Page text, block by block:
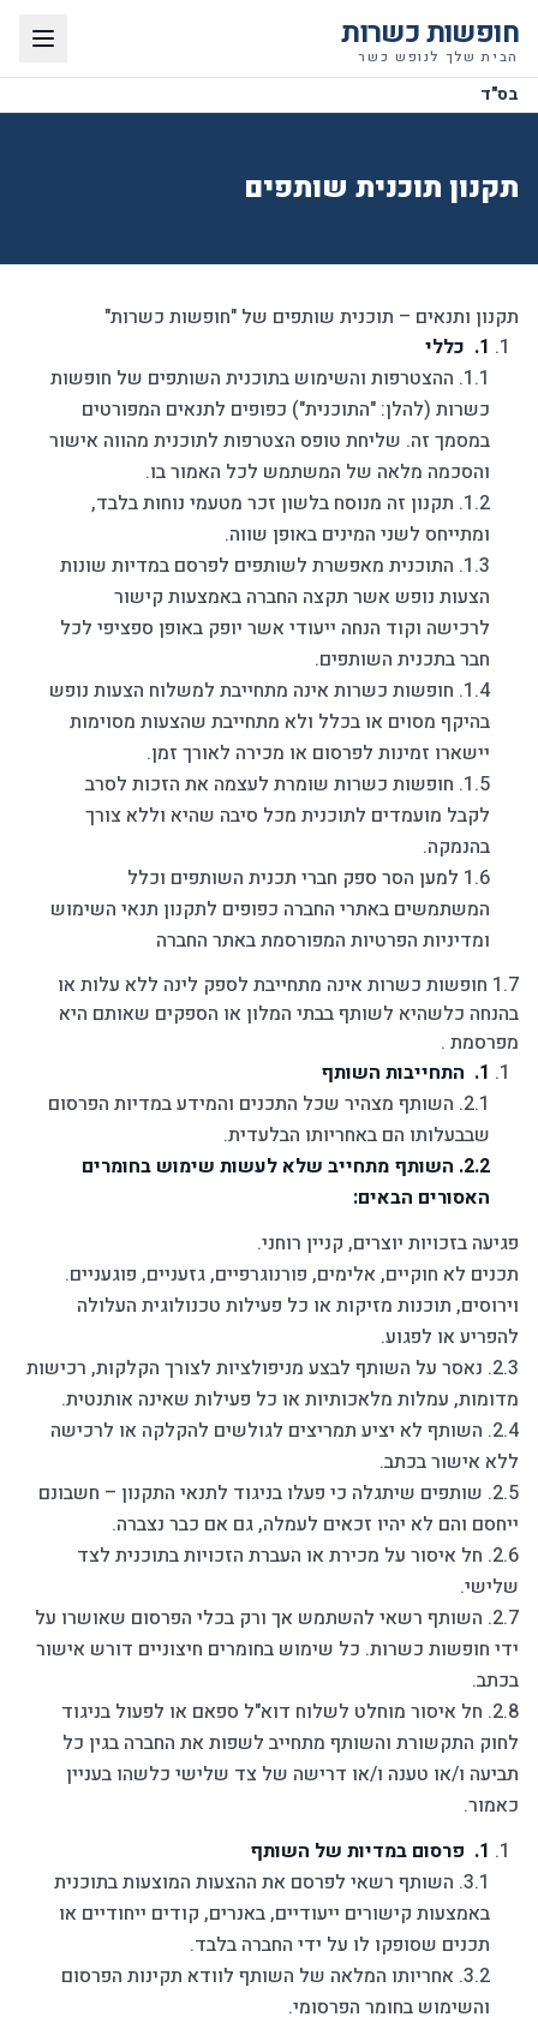
חופשות כשרות
הבית שלך לנופש כשר
בס"ד
תקנון תוכנית שותפים
תקנון ותנאים – תוכנית שותפים של "חופשות כשרות"
כללי
1.1. ההצטרפות והשימוש בתוכנית השותפים של חופשות
כשרות (להלן: "התוכנית") כפופים לתנאים המפורטים
במסמך זה. שליחת טופס הצטרפות לתוכנית מהווה אישור
והסכמה מלאה של המשתמש לכל האמור בו.
1.2. תקנון זה מנוסח בלשון זכר מטעמי נוחות בלבד,
ומתייחס לשני המינים באופן שווה.
1.3. התוכנית מאפשרת לשותפים לפרסם במדיות שונות
הצעות נופש אשר תקצה החברה באמצעות קישור
לרכישה וקוד הנחה ייעודי אשר יופק באופן ספציפי לכל
חבר בתכנית השותפים.
1.4. חופשות כשרות אינה מתחייבת למשלוח הצעות נופש
בהיקף מסוים או בכלל ולא מתחייבת שהצעות מסוימות
יישארו זמינות לפרסום או מכירה לאורך זמן.
1.5. חופשות כשרות שומרת לעצמה את הזכות לסרב
לקבל מועמדים לתוכנית מכל סיבה שהיא וללא צורך
בהנמקה.
1.6 למען הסר ספק חברי תכנית השותפים וכלל
המשתמשים באתרי החברה כפופים לתקנון תנאי השימוש
ומדיניות הפרטיות המפורסמת באתר החברה
1.7 חופשות כשרות אינה מתחייבת לספק לינה ללא עלות או
בהנחה כלשהיא לשותף בבתי המלון או הספקים שאותם היא
מפרסמת .
התחייבות השותף
2.1. השותף מצהיר שכל התכנים והמידע במדיות הפרסום
שבבעלותו הם באחריותו הבלעדית.
2.2. השותף מתחייב שלא לעשות שימוש בחומרים
האסורים הבאים:
פגיעה בזכויות יוצרים, קניין רוחני.
תכנים לא חוקיים, אלימים, פורנוגרפיים, גזעניים, פוגעניים.
וירוסים, תוכנות מזיקות או כל פעילות טכנולוגית העלולה
להפריע או לפגוע.
2.3. נאסר על השותף לבצע מניפולציות לצורך הקלקות, רכישות
מדומות, עמלות מלאכותיות או כל פעילות שאינה אותנטית.
2.4. השותף לא יציע תמריצים לגולשים להקלקה או לרכישה
ללא אישור בכתב.
2.5. שותפים שיתגלה כי פעלו בניגוד לתנאי התקנון – חשבונם
ייחסם והם לא יהיו זכאים לעמלה, גם אם כבר נצברה.
2.6. חל איסור על מכירת או העברת הזכויות בתוכנית לצד
שלישי.
2.7. השותף רשאי להשתמש אך ורק בכלי הפרסום שאושרו על
ידי חופשות כשרות. כל שימוש בחומרים חיצוניים דורש אישור
בכתב.
2.8. חל איסור מוחלט לשלוח דוא"ל ספאם או לפעול בניגוד
לחוק התקשורת והשותף מתחייב לשפות את החברה בגין כל
תביעה ו/או טענה ו/או דרישה של צד שלישי כלשהו בעניין
כאמור.
פרסום במדיות של השותף
3.1. השותף רשאי לפרסם את ההצעות המוצעות בתוכנית
באמצעות קישורים ייעודיים, באנרים, קודים ייחודיים או
תכנים שסופקו לו על ידי החברה בלבד.
3.2. אחריותו המלאה של השותף לוודא תקינות הפרסום
והשימוש בחומר הפרסומי.